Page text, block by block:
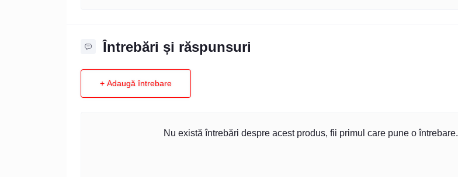
Întrebări și răspunsuri
+ Adaugă întrebare
Nu există întrebări despre acest produs, fii primul care pune o întrebare.